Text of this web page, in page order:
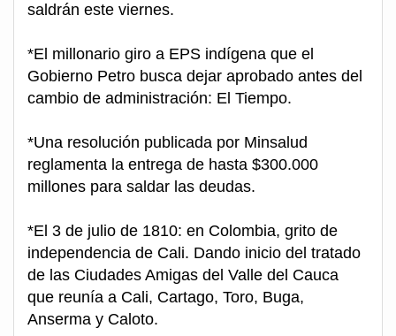
saldrán este viernes.
*El millonario giro a EPS indígena que el
Gobierno Petro busca dejar aprobado antes del
cambio de administración: El Tiempo.
*Una resolución publicada por Minsalud
reglamenta la entrega de hasta $300.000
millones para saldar las deudas.
*El 3 de julio de 1810: en Colombia, grito de
independencia de Cali. Dando inicio del tratado
de las Ciudades Amigas del Valle del Cauca
que reunía a Cali, Cartago, Toro, Buga,
Anserma y Caloto.